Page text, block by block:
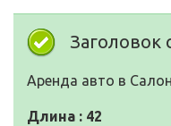
Заголовок
Аренда авто в
Длина : 42